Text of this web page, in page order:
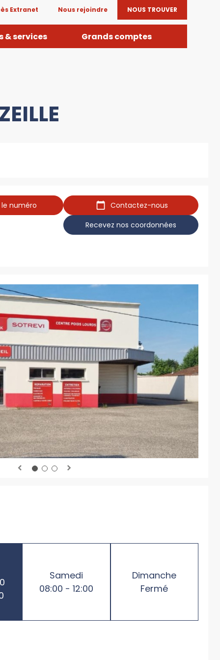
Extranet Nous rejoindre NOUS TROUVER
& services Grands comptes
numéro
Contactez-nous
Recevez nos coordonnées
Samedi
08:00 - 12:00
Dimanche
Fermé